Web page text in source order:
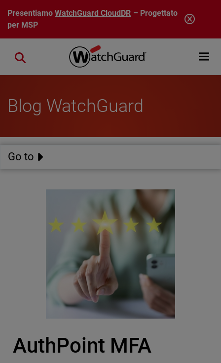
Salta al contenuto principale
PresentiamoWatchGuard CloudDR – Progettato
per MSP
Open
Close search
Blog WatchGuard
Go to
AuthPoint MFA